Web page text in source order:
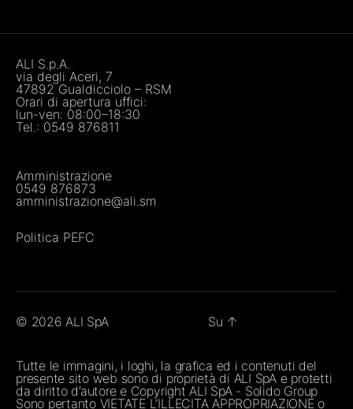
ALI S.p.A.
via degli Aceri, 7
47892 Gualdicciolo – RSM
Orari di apertura uffici:
lun-ven: 08:00–18:30
Tel.: 0549 876811
Amministrazione
0549 876873
amministrazione@ali.sm
Politica PEFC
© 2026ALI SpA Su ↑
Tutte le immagini, i loghi, la grafica ed i contenuti del
presente sito web sono di proprietà di ALI SpA e protetti
da diritto d’autore e Copyright ALI SpA - Solido Group
Sono pertanto VIETATE L’ILLECITA APPROPRIAZIONE o